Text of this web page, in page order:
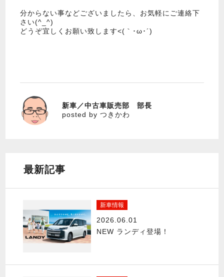
分からない事などございましたら、お気軽にご連絡下
さい(^_^)
どうぞ宜しくお願い致します<(｀･ω･´)
つきかわ
新車／中古車販売部 部長
posted by つきかわ
最新記事
新車情報
2026.06.01
NEW ランディ登場！